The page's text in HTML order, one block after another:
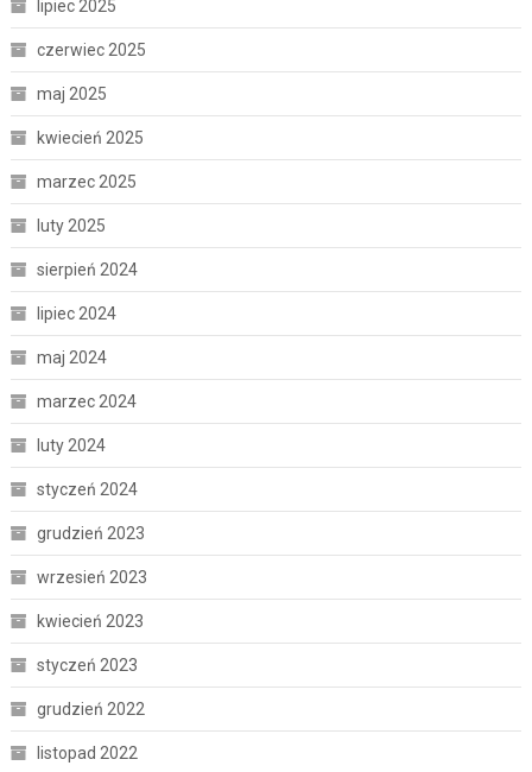
lipiec 2025
czerwiec 2025
maj 2025
kwiecień 2025
marzec 2025
luty 2025
sierpień 2024
lipiec 2024
maj 2024
marzec 2024
luty 2024
styczeń 2024
grudzień 2023
wrzesień 2023
kwiecień 2023
styczeń 2023
grudzień 2022
listopad 2022